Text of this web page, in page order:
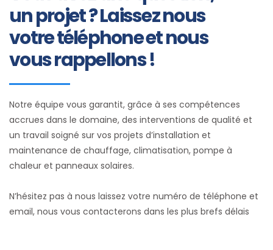
un projet ? Laissez nous
votre téléphone et nous
vous rappellons !
Notre équipe vous garantit, grâce à ses compétences
accrues dans le domaine, des interventions de qualité et
un travail soigné sur vos projets d’installation et
maintenance de chauffage, climatisation, pompe à
chaleur et panneaux solaires.
N’hésitez pas à nous laissez votre numéro de téléphone et
email, nous vous contacterons dans les plus brefs délais